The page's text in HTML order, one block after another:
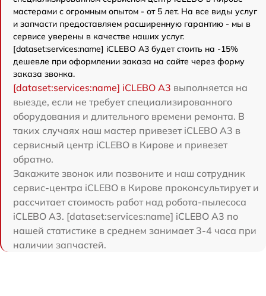
мастерами с огромным опытом - от 5 лет. На все виды услуг
и запчасти предоставляем расширенную гарантию - мы в
сервисе уверены в качестве наших услуг.
[dataset:services:name] iCLEBO A3 будет стоить на -15%
дешевле при оформлении заказа на сайте через форму
заказа звонка.
[dataset:services:name] iCLEBO A3 выполняется на
выезде, если не требует специализированного
оборудования и длительного времени ремонта. В
таких случаях наш мастер привезет iCLEBO A3 в
сервисный центр iCLEBO в Кирове и привезет
обратно.
Закажите звонок или позвоните и наш сотрудник
сервис-центра iCLEBO в Кирове проконсультирует и
рассчитает стоимость работ над робота-пылесоса
iCLEBO A3. [dataset:services:name] iCLEBO A3 по
нашей статистике в среднем занимает 3-4 часа при
наличии запчастей.